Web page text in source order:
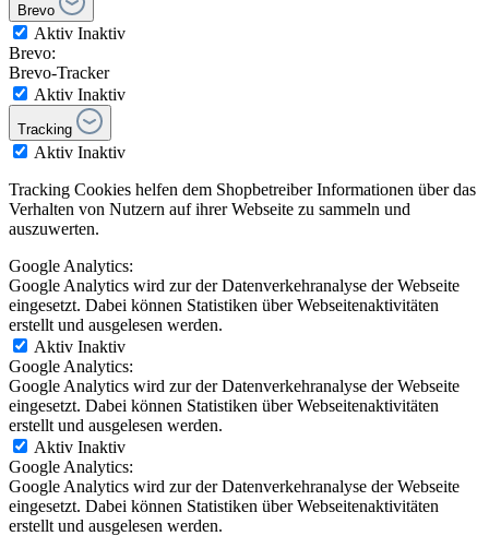
Brevo
Aktiv Inaktiv
Brevo:
Brevo-Tracker
Aktiv Inaktiv
Tracking
Aktiv Inaktiv
Tracking Cookies helfen dem Shopbetreiber Informationen über das
Verhalten von Nutzern auf ihrer Webseite zu sammeln und
auszuwerten.
Google Analytics:
Google Analytics wird zur der Datenverkehranalyse der Webseite
eingesetzt. Dabei können Statistiken über Webseitenaktivitäten
erstellt und ausgelesen werden.
Aktiv Inaktiv
Google Analytics:
Google Analytics wird zur der Datenverkehranalyse der Webseite
eingesetzt. Dabei können Statistiken über Webseitenaktivitäten
erstellt und ausgelesen werden.
Aktiv Inaktiv
Google Analytics:
Google Analytics wird zur der Datenverkehranalyse der Webseite
eingesetzt. Dabei können Statistiken über Webseitenaktivitäten
erstellt und ausgelesen werden.